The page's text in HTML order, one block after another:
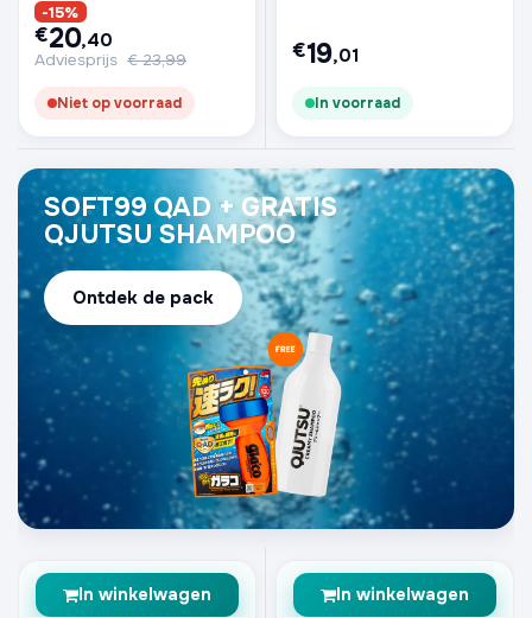
-15%
€20,40
Adviesprijs €23,99
Niet op voorraad
€19,01
In voorraad
SOFT99 QAD + GRATIS
QJUTSU SHAMPOO
Ontdek de pack
In winkelwagen In winkelwagen